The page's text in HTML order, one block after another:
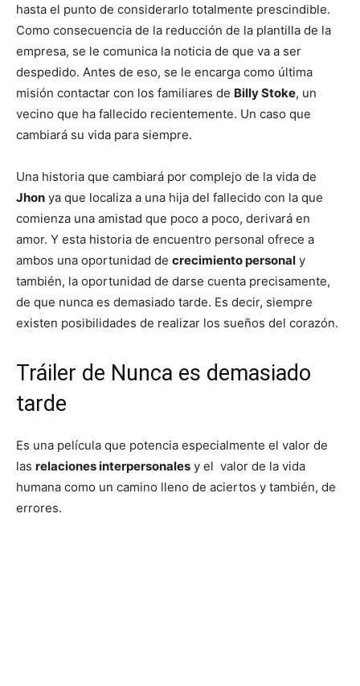
hasta el punto de considerarlo totalmente prescindible.
Como consecuencia de la reducción de la plantilla de la
empresa, se le comunica la noticia de que va a ser
despedido. Antes de eso, se le encarga como última
misión contactar con los familiares de Billy Stoke, un
vecino que ha fallecido recientemente. Un caso que
cambiará su vida para siempre.
Una historia que cambiará por complejo de la vida de
Jhon ya que localiza a una hija del fallecido con la que
comienza una amistad que poco a poco, derivará en
amor. Y esta historia de encuentro personal ofrece a
ambos una oportunidad de crecimiento personal y
también, la oportunidad de darse cuenta precisamente,
de que nunca es demasiado tarde. Es decir, siempre
existen posibilidades de realizar los sueños del corazón.
Tráiler de Nunca es demasiado
tarde
Es una película que potencia especialmente el valor de
las relaciones interpersonales y el valor de la vida
humana como un camino lleno de aciertos y también, de
errores.